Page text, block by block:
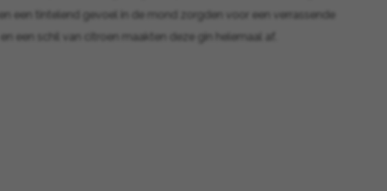
een tintelend gevoel in de mond zorgden voor een verrassende
een schil van citroen maakten deze gin helemaal af.